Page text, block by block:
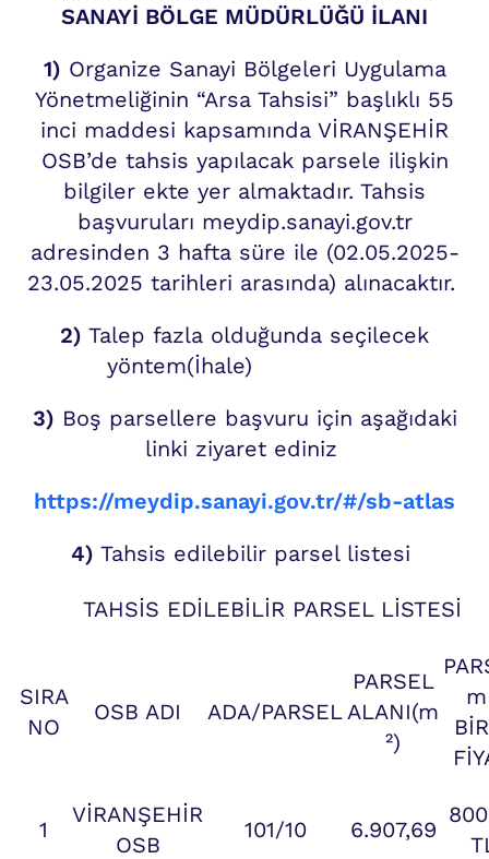
SANAYİ BÖLGE MÜDÜRLÜĞÜ İLANI
1) Organize Sanayi Bölgeleri Uygulama
Yönetmeliğinin “Arsa Tahsisi” başlıklı 55
inci maddesi kapsamında VİRANŞEHİR
OSB’de tahsis yapılacak parsele ilişkin
bilgiler ekte yer almaktadır. Tahsis
başvuruları meydip.sanayi.gov.tr
adresinden 3 hafta süre ile (02.05.2025-
23.05.2025 tarihleri arasında) alınacaktır.
2) Talep fazla olduğunda seçilecek
yöntem(İhale)
3) Boş parsellere başvuru için aşağıdaki
linki ziyaret ediniz
https://meydip.sanayi.gov.tr/#/sb-atlas
4) Tahsis edilebilir parsel listesi
TAHSİS EDİLEBİLİR PARSEL LİSTESİ
SIRA
NO
OSB ADI ADA/PARSEL
PARSEL
ALANI(m
²)
m
1
VİRANŞEHİR
OSB
101/10 6.907,69